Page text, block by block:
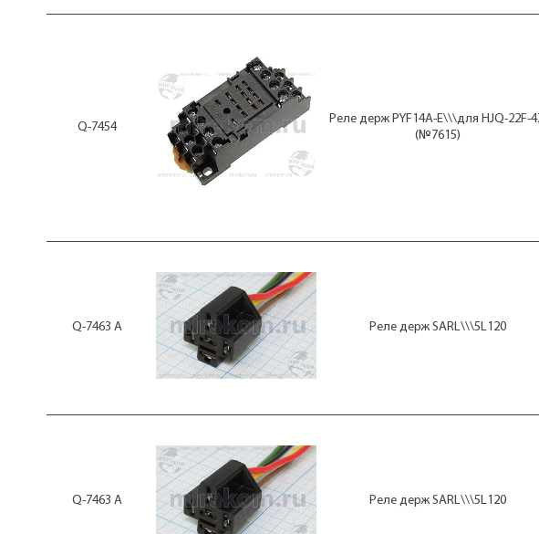
Q-7454
Реле держ PYF14A-E\\\для HJQ-22F-
(№7615)
Q-7463 А Реле держ SARL\\\5L120
Q-7463 А Реле держ SARL\\\5L120